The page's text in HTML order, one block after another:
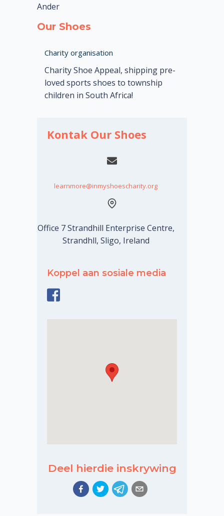
Ander
Our Shoes
Charity organisation
Charity Shoe Appeal, shipping pre-
loved sports shoes to township
children in South Africa!
Kontak Our Shoes
learnmore@inmyshoescharity.org
Office 7 Strandhill Enterprise Centre,
Strandhll, Sligo, Ireland
Koppel aan sosiale media
Deel hierdie inskrywing